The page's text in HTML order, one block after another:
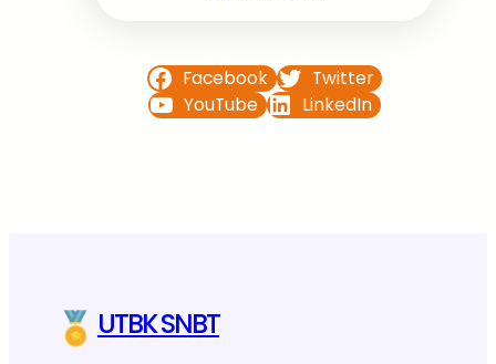
Facebook
Twitter
YouTube
LinkedIn
UTBK SNBT